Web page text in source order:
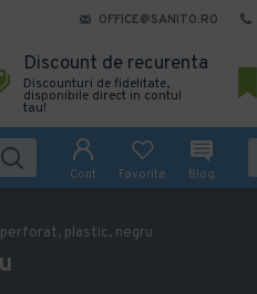
OFFICE@SANITO.RO
Discount de recurenta
Discounturi de fidelitate,
disponibile direct in contul
tau!
Cont Favorite Blog
plastic, negru